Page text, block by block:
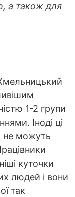
а також для
1-2 групи
Іноді ці
не можуть
куточки
людей і вони
так